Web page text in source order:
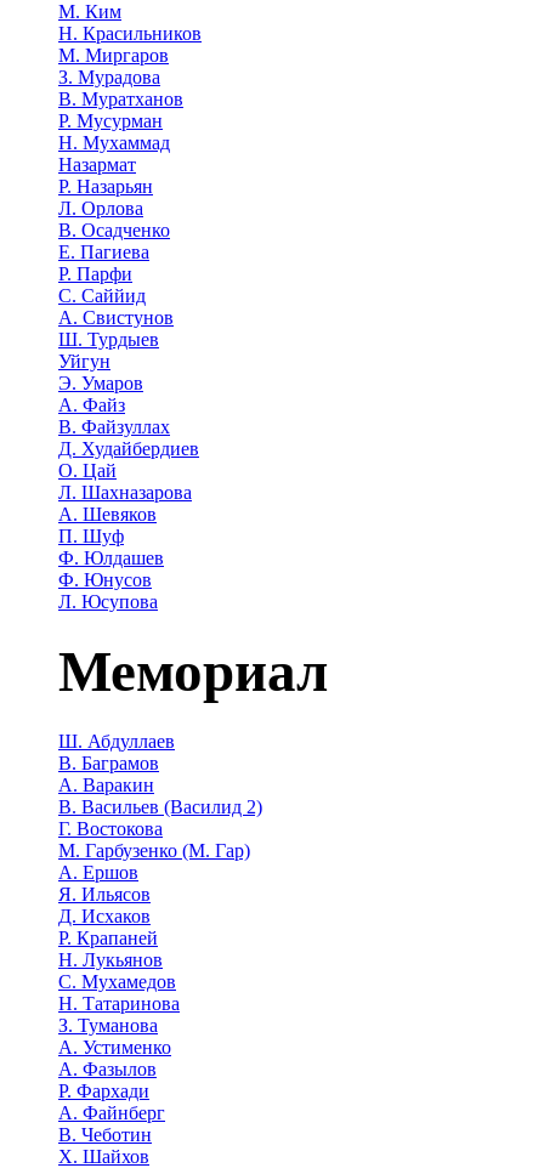
М. Ким
Н. Красильников
М. Миргаров
З. Мурадова
В. Муратханов
Р. Мусурман
Н. Мухаммад
Назармат
Р. Назарьян
Л. Орлова
В. Осадченко
Е. Пагиева
Р. Парфи
С. Саййид
А. Свистунов
Ш. Турдыев
Уйгун
Э. Умаров
А. Файз
В. Файзуллах
Д. Худайбердиев
О. Цай
Л. Шахназарова
А. Шевяков
П. Шуф
Ф. Юлдашев
Ф. Юнусов
Л. Юсупова
Мемориал
Ш. Абдуллаев
В. Баграмов
А. Варакин
В. Васильев (Василид 2)
Г. Востокова
М. Гарбузенко (М. Гар)
А. Ершов
Я. Ильясов
Д. Исхаков
Р. Крапаней
Н. Лукьянов
С. Мухамедов
Н. Татаринова
З. Туманова
А. Устименко
А. Фазылов
Р. Фархади
А. Файнберг
В. Чеботин
Х. Шайхов